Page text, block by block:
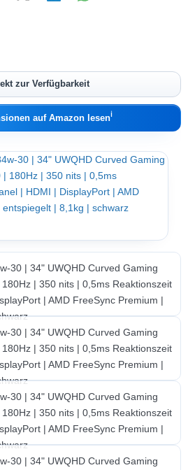
zur Verfügbarkeit
auf Amazon lesenℹ︎